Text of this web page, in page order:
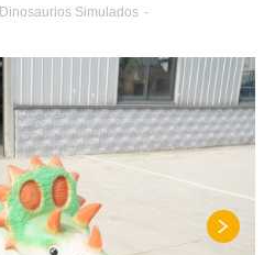
Dinosaurios Simulados -